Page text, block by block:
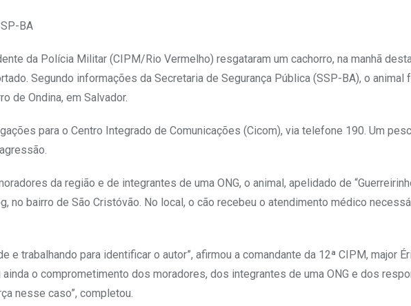
BA
da Polícia Militar (CIPM/Rio Vermelho) resgataram um cachorro, na manhã
Segundo informações da Secretaria de Segurança Pública (SSP-BA), o animal
de Ondina, em Salvador.
para o Centro Integrado de Comunicações (Cicom), via telefone 190. Um
da região e de integrantes de uma ONG, o animal, apelidado de
no bairro de São Cristóvão. No local, o cão recebeu o atendimento médico
e trabalhando para identificar o autor”, afirmou a comandante da 12ª CIPM, major
o comprometimento dos moradores, dos integrantes de uma ONG e dos
nesse caso”, completou.